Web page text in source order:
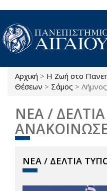
Παράκαμψη προς το κυρίως
Είστε εδώ
Αρχική > Η Ζωή στο
Θέσεων > Σάμος > Λήμνος
ΝΕΑ /
ΝΕΑ / ΔΕΛΤΙΑ